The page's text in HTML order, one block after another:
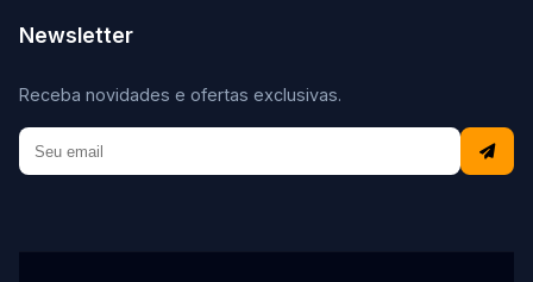
Newsletter
Receba novidades e ofertas exclusivas.